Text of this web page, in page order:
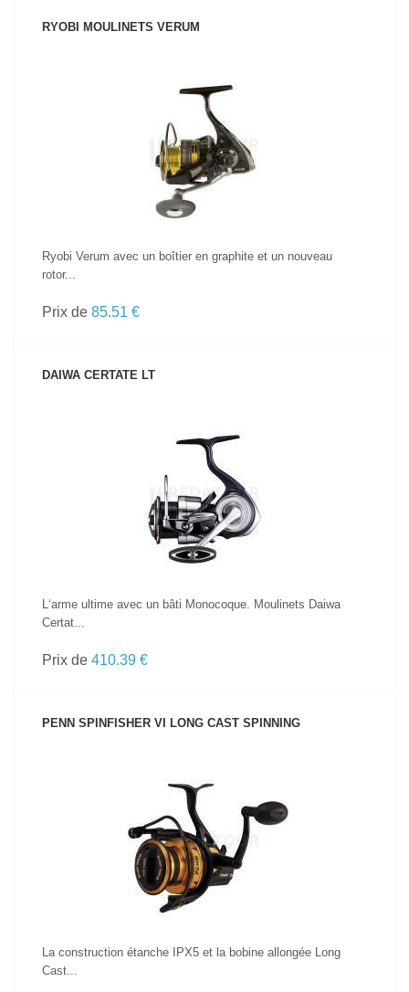
RYOBI MOULINETS VERUM
VOIR LE PRODUIT
Ryobi Verum avec un boîtier en graphite et un nouveau
rotor...
Prix de 85.51 €
DAIWA CERTATE LT
VOIR LE PRODUIT
L‘arme ultime avec un bâti Monocoque. Moulinets Daiwa
Certat...
Prix de 410.39 €
PENN SPINFISHER VI LONG CAST SPINNING
VOIR LE PRODUIT
La construction étanche IPX5 et la bobine allongée Long
Cast...